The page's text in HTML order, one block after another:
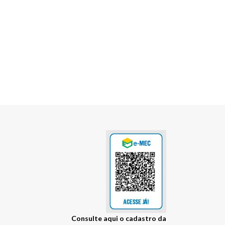
Consulte Visite
aqui o cadastro da